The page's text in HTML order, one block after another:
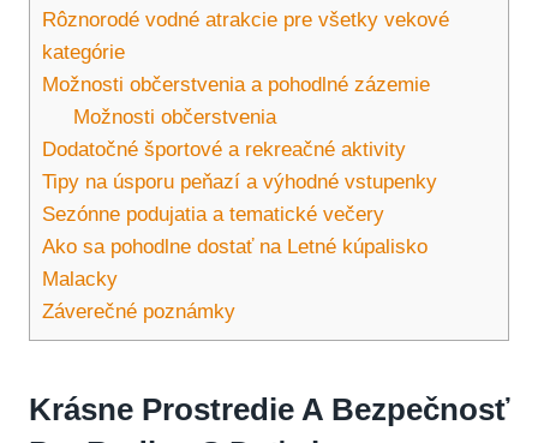
Rôznorodé vodné atrakcie pre všetky vekové
kategórie
Možnosti občerstvenia a pohodlné zázemie
Možnosti občerstvenia
Dodatočné športové a rekreačné aktivity
Tipy na úsporu peňazí a výhodné vstupenky
Sezónne podujatia a tematické večery
Ako sa pohodlne dostať na Letné kúpalisko
Malacky
Záverečné poznámky
Krásne Prostredie A Bezpečnosť